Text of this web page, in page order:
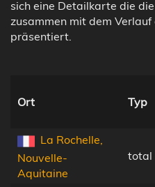
sich eine Detailkarte die
zusammen mit dem
präsentiert.
Ort Typ
La Rochelle,
Nouvelle-
Aquitaine
total